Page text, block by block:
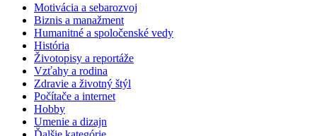
Motivácia a sebarozvoj
Biznis a manažment
Humanitné a spoločenské vedy
História
Životopisy a reportáže
Vzťahy a rodina
Zdravie a životný štýl
Počítače a internet
Hobby
Umenie a dizajn